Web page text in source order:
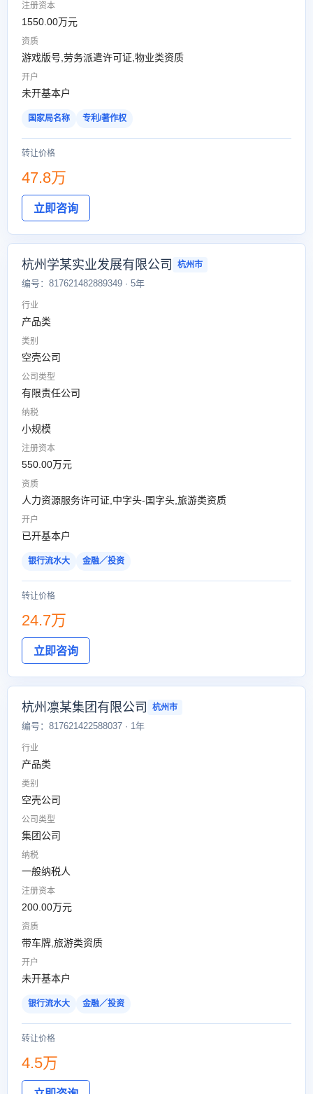
注册资本
1550.00万元
资质
游戏版号,劳务派遣许可证,物业类资质
开户
未开基本户
国家局名称 专利/著作权
转让价格
47.8万
立即咨询
杭州学某实业发展有限公司 杭州市
编号：817621482889349 · 5年
行业
产品类
类别
空壳公司
公司类型
有限责任公司
纳税
小规模
注册资本
550.00万元
资质
人力资源服务许可证,中字头-国字头,旅游类资质
开户
已开基本户
银行流水大 金融／投资
转让价格
24.7万
立即咨询
杭州凛某集团有限公司 杭州市
编号：817621422588037 · 1年
行业
产品类
类别
空壳公司
公司类型
集团公司
纳税
一般纳税人
注册资本
200.00万元
资质
带车牌,旅游类资质
开户
未开基本户
银行流水大 金融／投资
转让价格
4.5万